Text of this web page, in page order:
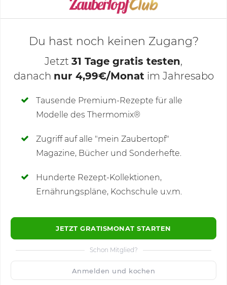
KOCHMODUS STARTEN
Deine Notizen
Du hast noch keinen Zugang?
Jetzt 31 Tage gratis testen,
danach nur 4,99€/Monat im Jahresabo
Tausende Premium-Rezepte für alle
Modelle des Thermomix®
Zugriff auf alle "mein Zaubertopf"
Magazine, Bücher und Sonderhefte.
Hunderte Rezept-Kollektionen,
Ernährungspläne, Kochschule u.v.m.
JETZT GRATISMONAT STARTEN
Schon Mitglied?
Anmelden und kochen
Kommentare
🙂 Speichern